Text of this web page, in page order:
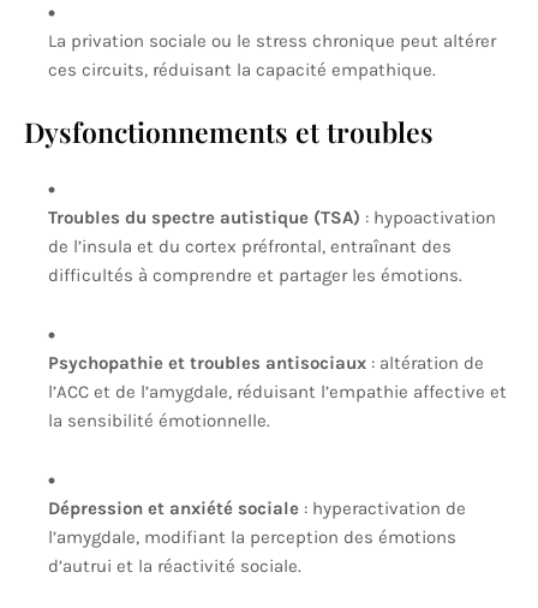
La privation sociale ou le stress chronique peut altérer
ces circuits, réduisant la capacité empathique.
Dysfonctionnements et troubles
Troubles du spectre autistique (TSA) : hypoactivation
de l’insula et du cortex préfrontal, entraînant des
difficultés à comprendre et partager les émotions.
Psychopathie et troubles antisociaux : altération de
l’ACC et de l’amygdale, réduisant l’empathie affective et
la sensibilité émotionnelle.
Dépression et anxiété sociale : hyperactivation de
l’amygdale, modifiant la perception des émotions
d’autrui et la réactivité sociale.